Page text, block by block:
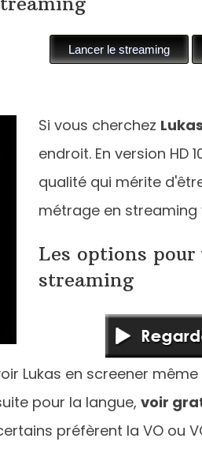
Si vous cherchez
endroit. En version HD
qualité qui mérite
métrage en
Les options
streaming
Lukas en screener
pour la langue, voir
préfèrent la VO ou